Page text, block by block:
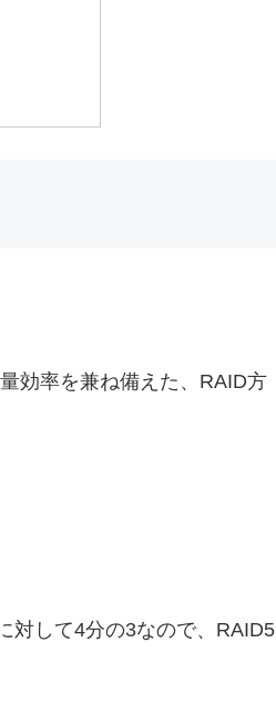
効率を兼ね備えた、RAID方
対して4分の3なので、RAID5